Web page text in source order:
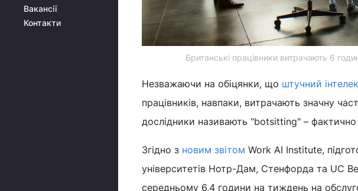
Вакансії
Контакти
Британські працівники витрачають 6
Незважаючи на обіцянки, що штучний
працівників, навпаки, витрачають значну
дослідники називають "botsitting" –
Згідно з новим звітом Work AI Institute,
університетів Нотр-Дам, Стенфорда та UC
середньому 6,4 години на тиждень на